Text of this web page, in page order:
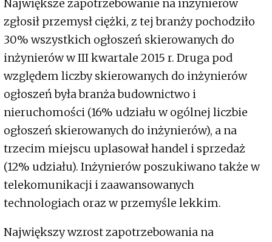
Największe zapotrzebowanie na inżynierów
zgłosił przemysł ciężki, z tej branży pochodziło
30% wszystkich ogłoszeń skierowanych do
inżynierów w III kwartale 2015 r. Druga pod
względem liczby skierowanych do inżynierów
ogłoszeń była branża budownictwo i
nieruchomości (16% udziału w ogólnej liczbie
ogłoszeń skierowanych do inżynierów), a na
trzecim miejscu uplasował handel i sprzedaż
(12% udziału). Inżynierów poszukiwano także w
telekomunikacji i zaawansowanych
technologiach oraz w przemyśle lekkim.
Największy wzrost zapotrzebowania na